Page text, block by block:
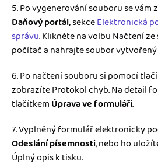
5. Po vygenerování souboru se vám
Daňový portál,sekceElektronická
správu. Klikněte na volbu Načtení
počítač a nahrajte soubor
6. Po načtení souboru si pomocí
zobrazíte Protokol chyb. Na detail
tlačítkem Úprava ve formuláři.
7. Vyplněný formulář elektronicky
Odeslání písemnosti, nebo ho
Úplný opis k tisku.